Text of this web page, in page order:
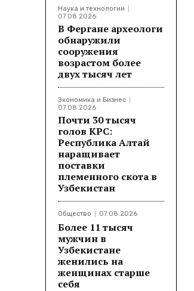
Наука и технологии
07.08.2026
В Фергане археологи
обнаружили
сооружения
возрастом более
двух тысяч лет
Экономика и Бизнес
07.08.2026
Почти 30 тысяч
голов КРС:
Республика Алтай
наращивает
поставки
племенного скота в
Узбекистан
Общество 07.08.2026
Более 11 тысяч
мужчин в
Узбекистане
женились на
женщинах старше
себя